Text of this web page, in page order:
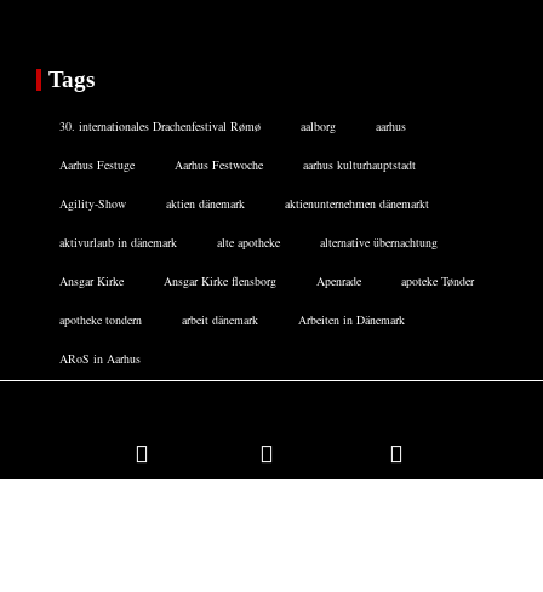
Tags
30. internationales Drachenfestival Rømø aalborg aarhus
Aarhus Festuge Aarhus Festwoche aarhus kulturhauptstadt
Agility-Show aktien dänemark aktienunternehmen dänemarkt
aktivurlaub in dänemark alte apotheke alternative übernachtung
Ansgar Kirke Ansgar Kirke flensborg Apenrade apoteke Tønder
apotheke tondern arbeit dänemark Arbeiten in Dänemark
ARoS in Aarhus